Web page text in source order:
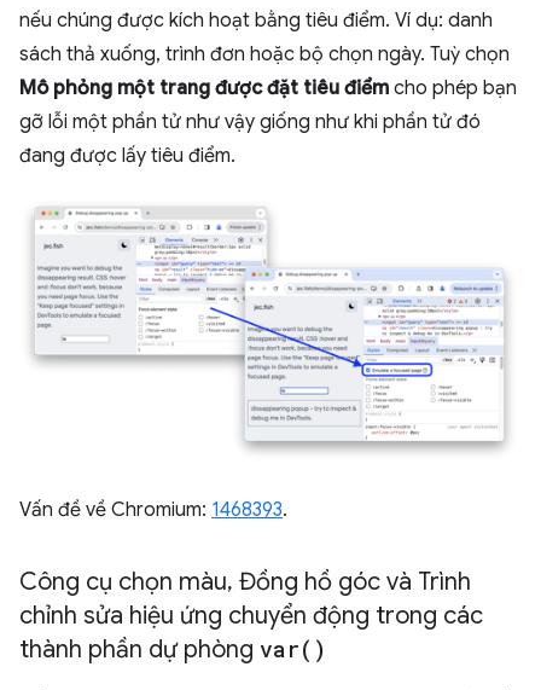
nếu chúng được kích hoạt bằng tiêu điểm. Ví dụ: danh
sách thả xuống, trình đơn hoặc bộ chọn ngày. Tuỳ chọn
Mô phỏng một trang được đặt tiêu điểm cho phép bạn
gỡ lỗi một phần tử như vậy giống như khi phần tử đó
đang được lấy tiêu điểm.
Vấn đề về Chromium: 1468393.
Công cụ chọn màu, Đồng hồ góc và Trình
chỉnh sửa hiệu ứng chuyển động trong các
thành phần dự phòng var( )